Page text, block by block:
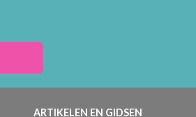
ARTIKELEN EN GIDSEN